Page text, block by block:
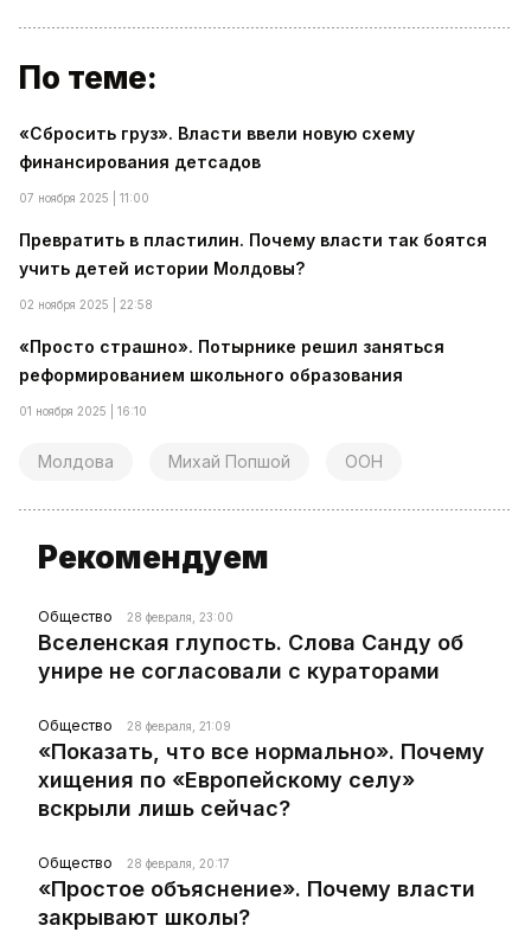
По теме:
«Сбросить груз». Власти ввели новую схему
финансирования детсадов
07 ноября 2025 | 11:00
Превратить в пластилин. Почему власти так боятся
учить детей истории Молдовы?
02 ноября 2025 | 22:58
«Просто страшно». Потырнике решил заняться
реформированием школьного образования
01 ноября 2025 | 16:10
Молдова Михай Попшой ООН
Рекомендуем
Общество 28 февраля, 23:00
Вселенская глупость. Слова Санду об
унире не согласовали с кураторами
Общество 28 февраля, 21:09
«Показать, что все нормально». Почему
хищения по «Европейскому селу»
вскрыли лишь сейчас?
Общество 28 февраля, 20:17
«Простое объяснение». Почему власти
закрывают школы?